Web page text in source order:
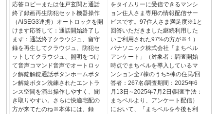
応答ロビーまたは住戸玄関と通話
終了録画再生防犯セット機器操作
（AiSEG3連携）オートロックを開
けます応答して：通話開始終了し
ます：通話終了クラウジュ、留守
録を再生してクラウジュ、防犯セ
ットしてクラウジュ、照明をつけ
て音声コマンド音声でオートロッ
ク解錠解錠通話ボタンホームボタ
ン解錠ボタン洗練されたエントラ
ンス空間を演出操作しやすく、聞
き取りやすい。さらに快適宅配の
方が来てたのね※本体には、録
をタイムリーに受信できるマンシ
ョン住人さま専用の情報配信サー
ビスです。97住人さま満足度※1と
回答いただきました継続利用した
いご利用された97%の方が※１）
パナソニック株式会社「まちベル
アンケート」（対象者：調査開始
時点でまちベルを導入しているマ
ンション全7棟のうち5棟の住民/回
答者：267名/調査期間：2025年6
月13日∼2025年7月2日/調査手法：
まちベルより、アンケート配信）
において、「まちベルを今後も利